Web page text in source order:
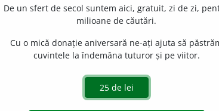
BRUTAL. CÎINOS. CRÎNCEN. CRUD. CRUNT.
NEÎNDUPLECAT. NEÎNDURAT.
De un sfert de secol suntem aici, gratuit, zi de zi,
milioane de căutări.
Cu o mică donație aniversară ne-ați ajuta să
cuvintele la îndemâna tuturor și pe viitor.